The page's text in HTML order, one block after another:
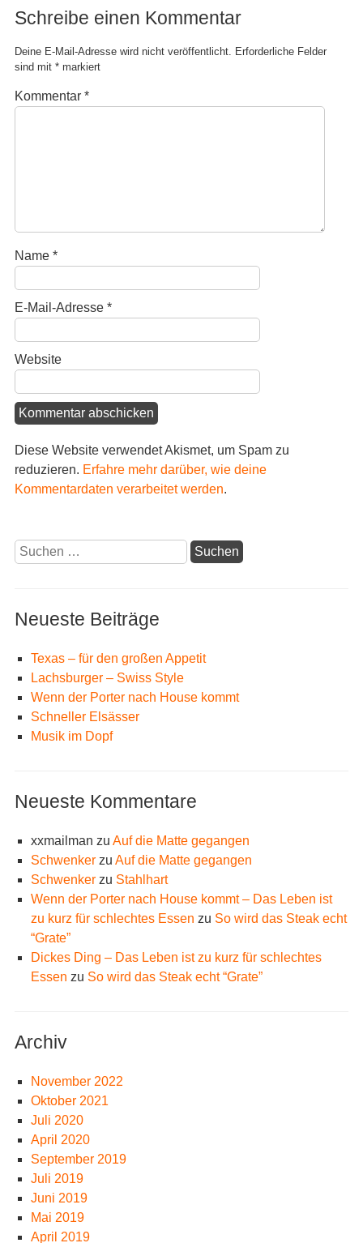
Schreibe einen Kommentar
Deine E-Mail-Adresse wird nicht veröffentlicht. Erforderliche Felder
sind mit *markiert
Kommentar *
Name *
E-Mail-Adresse *
Website
Diese Website verwendet Akismet, um Spam zu
reduzieren. Erfahre mehr darüber, wie deine
Kommentardaten verarbeitet werden.
Suchen
nach:
Neueste Beiträge
Texas – für den großen Appetit
Lachsburger – Swiss Style
Wenn der Porter nach House kommt
Schneller Elsässer
Musik im Dopf
Neueste Kommentare
xxmailman zu Auf die Matte gegangen
Schwenkerzu Auf die Matte gegangen
Schwenkerzu Stahlhart
Wenn der Porter nach House kommt – Das Leben ist
zu kurz für schlechtes Essen zu So wird das Steak echt
“Grate”
Dickes Ding – Das Leben ist zu kurz für schlechtes
Essen zu So wird das Steak echt “Grate”
Archiv
November 2022
Oktober 2021
Juli 2020
April 2020
September 2019
Juli 2019
Juni 2019
Mai 2019
April 2019